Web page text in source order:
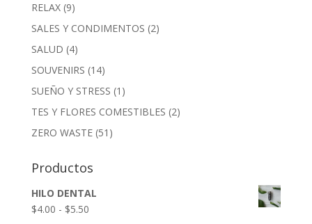
RELAX (9)
SALES Y CONDIMENTOS (2)
SALUD (4)
SOUVENIRS (14)
SUEÑO Y STRESS (1)
TES Y FLORES COMESTIBLES (2)
ZERO WASTE (51)
Productos
HILO DENTAL
$4.00 - $5.50Rango